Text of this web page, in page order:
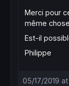
Merci pour
même
Est-il
Philippe
05/17/2019